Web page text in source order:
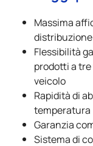
Massima
Flessibilità
prodotti a
veicolo
Rapidità di
temperatura
Garanzia
Sistema di